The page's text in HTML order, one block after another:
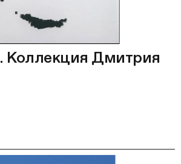
Коллекция Дмитрия